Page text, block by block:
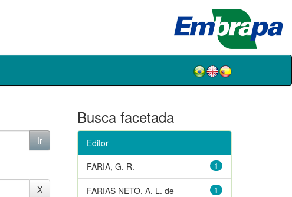
Busca facetada
Editor
1
FARIA, G. R.
1
FARIAS NETO, A. L. de